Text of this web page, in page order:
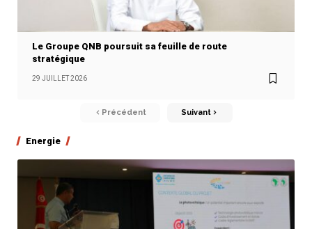
Le Groupe QNB poursuit sa feuille de route
stratégique
29 JUILLET 2026
Précédent Suivant
Energie